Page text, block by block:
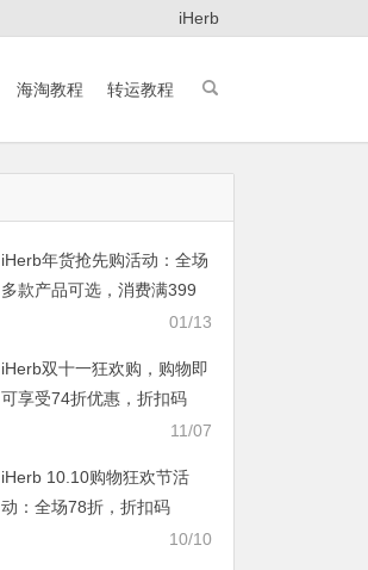
iHerb
海淘教程 转运教程
iHerb年货抢先购活动：全场
多款产品可选，消费满399
01/13
iHerb双十一狂欢购，购物即
可享受74折优惠，折扣码
11/07
iHerb 10.10购物狂欢节活
动：全场78折，折扣码
10/10